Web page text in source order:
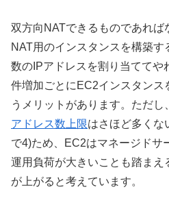
双方向NATできるものであれ
NAT用のインスタンスを構築
数のIPアドレスを割り当ててや
件増加ごとにEC2インスタンス
うメリットがあります。ただし、
アドレス数上限はさほど多くな
で4)ため、EC2はマネージドサ
運用負荷が大きいことも踏ま
が上がると考えています。